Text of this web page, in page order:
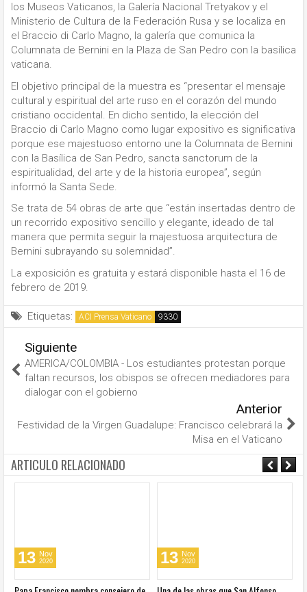
los Museos Vaticanos, la Galería Nacional Tretyakov y el
Ministerio de Cultura de la Federación Rusa y se localiza en
el Braccio di Carlo Magno, la galería que comunica la
Columnata de Bernini en la Plaza de San Pedro con la basílica
vaticana.
El objetivo principal de la muestra es “presentar el mensaje
cultural y espiritual del arte ruso en el corazón del mundo
cristiano occidental. En dicho sentido, la elección del
Braccio di Carlo Magno como lugar expositivo es significativa
porque ese majestuoso entorno une la Columnata de Bernini
con la Basílica de San Pedro, sancta sanctorum de la
espiritualidad, del arte y de la historia europea”, según
informó la Santa Sede.
Se trata de 54 obras de arte que “están insertadas dentro de
un recorrido expositivo sencillo y elegante, ideado de tal
manera que permita seguir la majestuosa arquitectura de
Bernini subrayando su solemnidad”.
La exposición es gratuita y estará disponible hasta el 16 de
febrero de 2019.
Etiquetas: ACI Prensa Vaticano
Siguiente
AMERICA/COLOMBIA - Los estudiantes protestan porque
faltan recursos, los obispos se ofrecen mediadores para
dialogar con el gobierno
Anterior
Festividad de la Virgen Guadalupe: Francisco celebrará la
Misa en el Vaticano
ARTICULO RELACIONADO
13 Nov
2020 13 Nov
2020